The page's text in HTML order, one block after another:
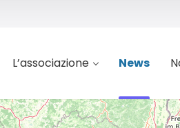
L’associazione News